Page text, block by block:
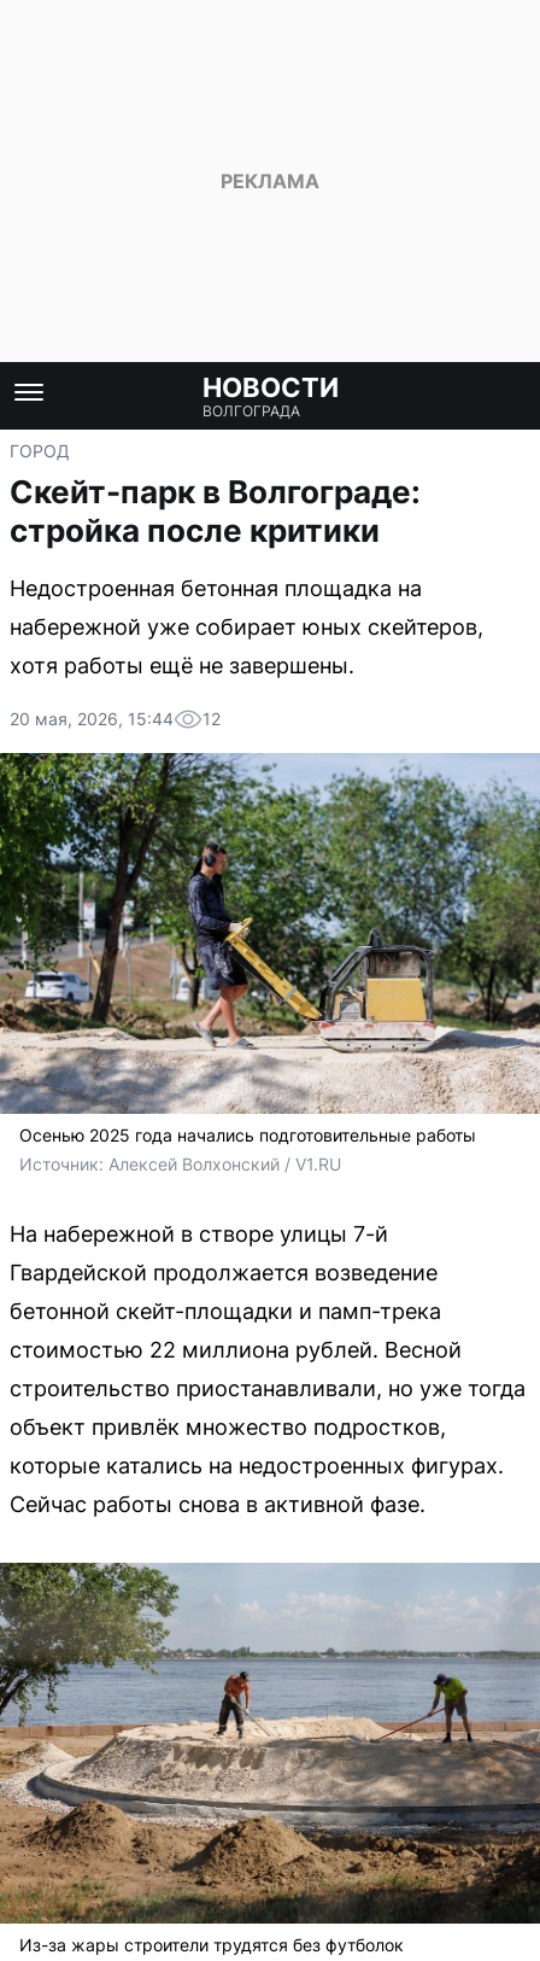
НОВОСТИ
ВОЛГОГРАДА
ГОРОД
Скейт-парк в Волгограде:
стройка после критики
Недостроенная бетонная площадка на
набережной уже собирает юных скейтеров,
хотя работы ещё не завершены.
20 мая, 2026, 15:44 12
Осенью 2025 года начались подготовительные работы
Источник: Алексей Волхонский / V1.RU
На набережной в створе улицы 7-й
Гвардейской продолжается возведение
бетонной скейт-площадки и памп-трека
стоимостью 22 миллиона рублей. Весной
строительство приостанавливали, но уже тогда
объект привлёк множество подростков,
которые катались на недостроенных фигурах.
Сейчас работы снова в активной фазе.
Из-за жары строители трудятся без футболок